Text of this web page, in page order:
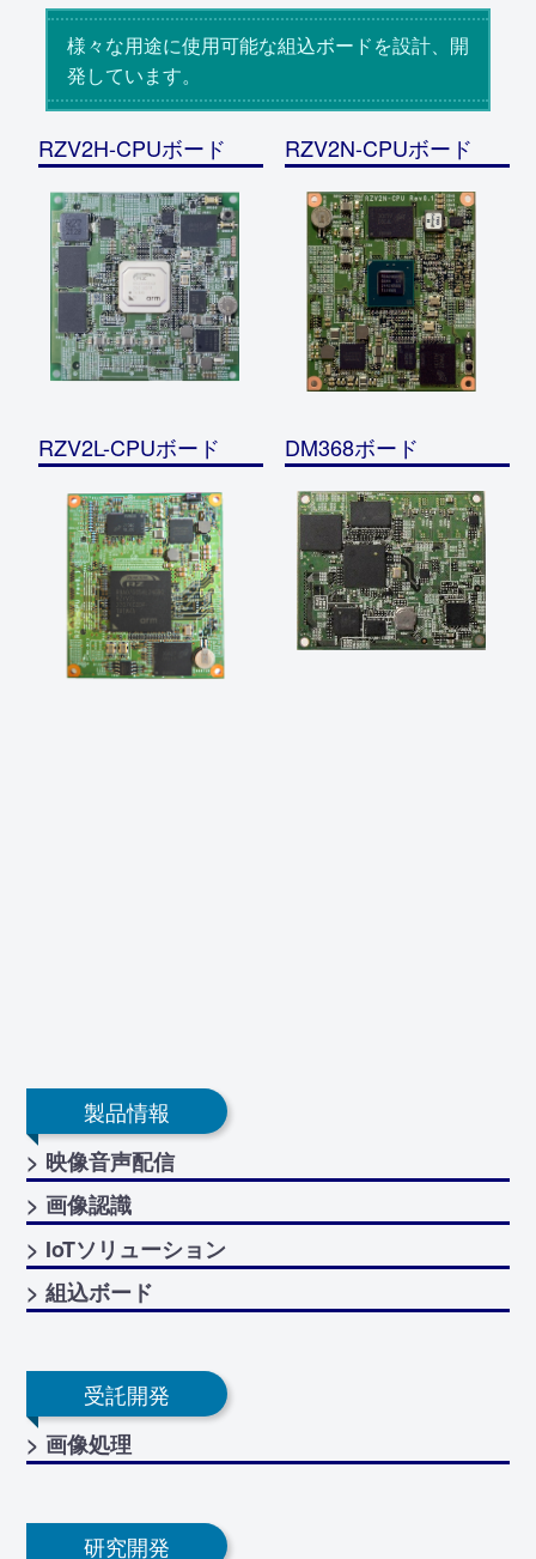
様々な用途に使用可能な組込ボードを設計、開
発しています。
RZV2H-CPUボード RZV2N-CPUボード
RZV2L-CPUボード DM368ボード
製品情報
> 映像音声配信
> 画像認識
> IoTソリューション
> 組込ボード
受託開発
> 画像処理
研究開発